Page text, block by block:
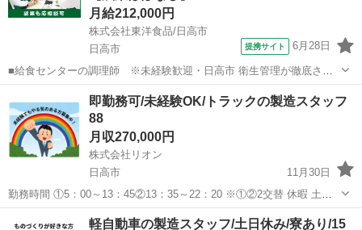
月給212,000円
株式会社東洋食品/日高市
日高市
提携サイト 6月28日
■給食センターの調理師 ※未経験歓迎・日高市 衛生管理が徹底され
た給食センター内での、調理業務となります。大勢のスタッフと共
に、作業分担をしながら、決められた時間の中で、「バリエーション
豊かな給食」を作っていきます。集団給...
日高市 調理師
即勤務可/未経験OK/トラックの製造スタッフ
88
月収270,000円
株式会社リオン
日高市
11月30日
勤務時間 ①5：00～13：45②13：35～22：20 ※①②2交替 休暇 土日
休み※職場カレンダーによる 長期休暇（夏季、GW、年末年始） 月給
28万円～ ※経験・能力を考慮して決定します ...
日高市 工場 未経験
軽自動車の製造スタッフ/土日休み/寮あり/15